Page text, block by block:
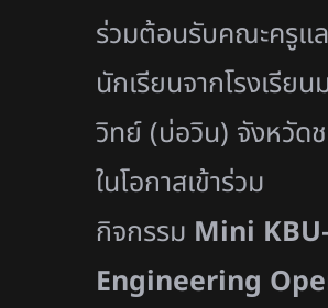
ร่วมต้อนรับคณะครูแ
นักเรียนจากโรงเรียน
วิทย์ (บ่อวิน) จังหวัด
ในโอกาสเข้าร่วม
กิจกรรม Mini
Engineering